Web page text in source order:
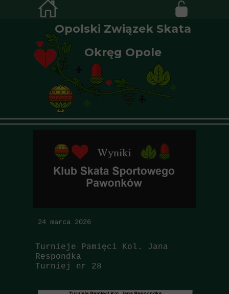
Opolski Związek Skata
Okręg Opole
24 marca 2026
Turnieje Pamięci Kol. Jana
Respondka
Turniej nr 28